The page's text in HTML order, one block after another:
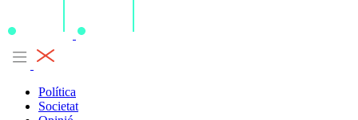
Política
Societat